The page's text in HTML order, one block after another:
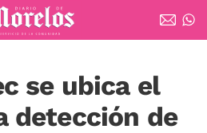
se ubica el
detección de